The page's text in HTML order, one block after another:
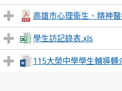
高雄市心理衛生、精神
學生訪記錄表.xls
115大榮中學學生輔導轉